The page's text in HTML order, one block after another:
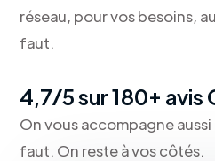
réseau, pour vos besoins,
faut.
4,7/5 sur 180+ avis
On vous accompagne
faut. On reste à vos côtés.